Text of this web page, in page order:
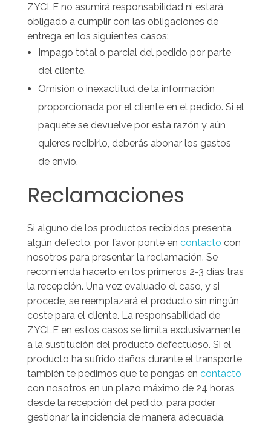
ZYCLE no asumirá responsabilidad ni estará
obligado a cumplir con las obligaciones de
entrega en los siguientes casos:
Impago total o parcial del pedido por parte
del cliente.
Omisión o inexactitud de la información
proporcionada por el cliente en el pedido. Si el
paquete se devuelve por esta razón y aún
quieres recibirlo, deberás abonar los gastos
de envío.
Reclamaciones
Si alguno de los productos recibidos presenta
algún defecto, por favor ponte en contacto con
nosotros para presentar la reclamación. Se
recomienda hacerlo en los primeros 2-3 días tras
la recepción. Una vez evaluado el caso, y si
procede, se reemplazará el producto sin ningún
coste para el cliente. La responsabilidad de
ZYCLE en estos casos se limita exclusivamente
a la sustitución del producto defectuoso. Si el
producto ha sufrido daños durante el transporte,
también te pedimos que te pongas en contacto
con nosotros en un plazo máximo de 24 horas
desde la recepción del pedido, para poder
gestionar la incidencia de manera adecuada.